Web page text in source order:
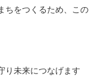
ちをつくるため、この
り未来につなげます